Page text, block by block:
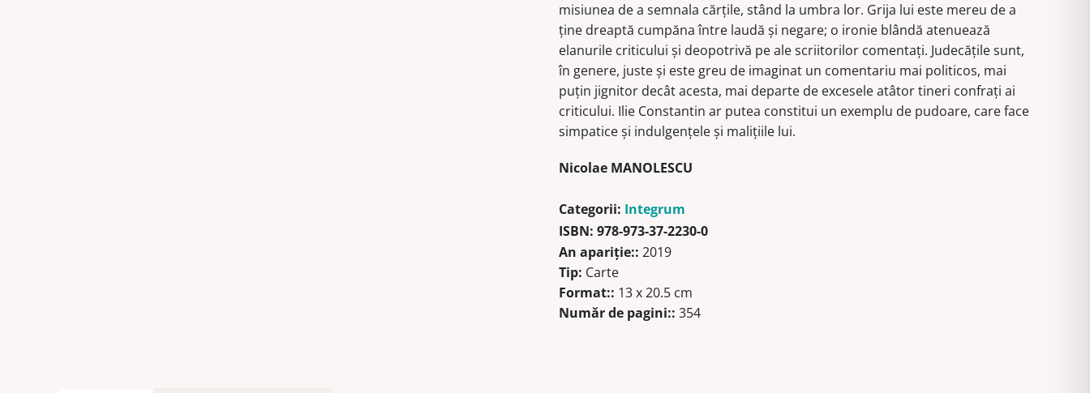
misiunea de a semnala cărţile, stând la umbra lor. Grija lui este mereu de a
ţine dreaptă cumpăna între laudă şi negare; o ironie blândă atenuează
elanurile criticului şi deopotrivă pe ale scriitorilor comentaţi. Judecăţile sunt,
în genere, juste şi este greu de imaginat un comentariu mai politicos, mai
puţin jignitor decât acesta, mai departe de excesele atâtor tineri confraţi ai
criticului. Ilie Constantin ar putea constitui un exemplu de pudoare, care face
simpatice şi indulgenţele şi maliţiile lui.
Nicolae MANOLESCU
Categorii: Integrum
ISBN: 978-973-37-2230-0
An apariţie:: 2019
Tip: Carte
Format:: 13 x 20.5 cm
Număr de pagini:: 354